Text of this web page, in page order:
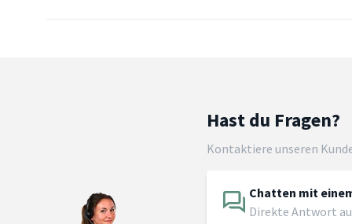
Hast du Fragen?
Kontaktiere unseren
Chatten mit
Direkte Antwort